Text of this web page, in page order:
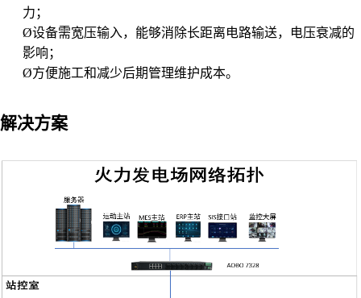
力；
Ø设备需宽压输入，能够消除长距离电路输送，电压衰减的
影响；
Ø方便施工和减少后期管理维护成本。
解决方案